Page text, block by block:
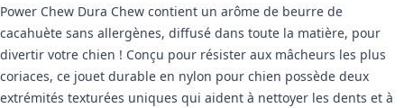
Power Chew Dura Chew contient un arôme de beurre de
cacahuète sans allergènes, diffusé dans toute la matière, pour
divertir votre chien ! Conçu pour résister aux mâcheurs les plus
coriaces, ce jouet durable en nylon pour chien possède deux
extrémités texturées uniques qui aident à nettoyer les dents et à